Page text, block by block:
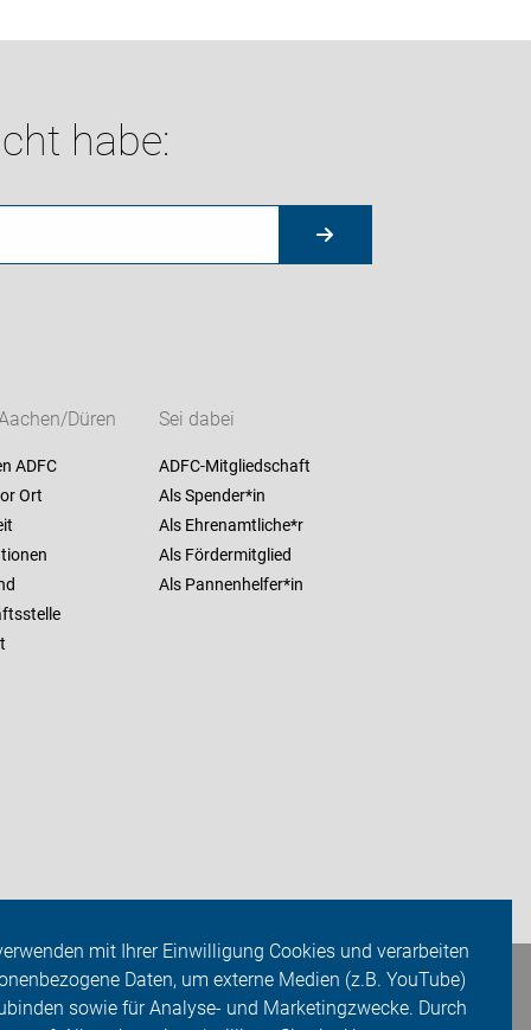
mit Ihrer Einwilligung Cookies und verarbeiten
Daten, um externe Medien (z.B. YouTube)
sowie für Analyse- und Marketingzwecke. Durch
habe:
Düren
ADFC
Ort
Sei dabei
ADFC-Mitgliedschaft
Als Spender*in
Als Ehrenamtliche*r
Als Fördermitglied
Als Pannenhelfer*in